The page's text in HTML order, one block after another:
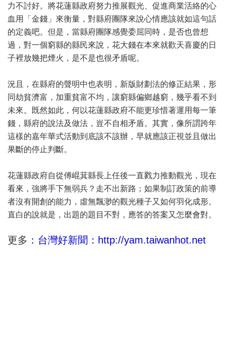
力不討好。將花蓮縣政府努力推展觀光、促進商業活絡的心
血用「金錢」來衡量，對縣府團隊來說心情應該就如這句話
的定義吧。但是，當縣府團隊感覺委屈同時，是否也曾想
過，對一個窮縣的縣民來說，花大錢在本來就歡天喜慶的日
子裡放幾把煙火，是不是也很矛盾呢。
況且，在縣府的聲明中也表明，新版財劃法的修正結果，形
同劫貧濟富，加重貧富不均，讓窮縣偏鄉越窮，幾乎看不到
未來。既然如此，何以花蓮縣政府不能更珍惜著運用每一筆
錢，縣府的說法及做法，豈不自相矛盾。其實，像所謂跨年
這樣的嘉年華式活動到底該不該辦，早就應該正視並且做出
果斷的停止判斷。
花蓮縣政府自從傅崐萁縣長上任後一直戮力推動觀光，現在
看來，強將手下無弱兵？走不出新路；如果制訂政策的前導
者沒有開創的能力，虛無飄渺的觀光種子又如何羽化成形。
直白的說就是，出題的題目不對，應答的答案又怎麼會對。
更多 ：台灣好新聞：http://yam.taiwanhot.net